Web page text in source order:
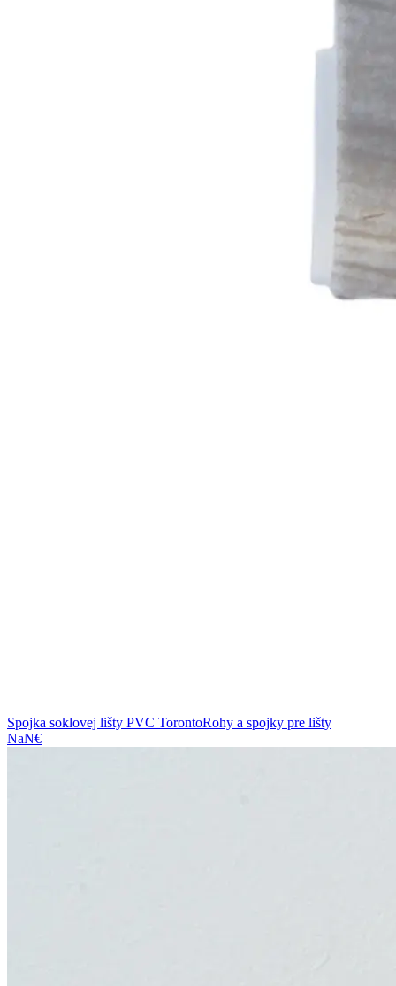
Spojka soklovej lišty PVC TorontoRohy a spojky pre lišty
NaN€